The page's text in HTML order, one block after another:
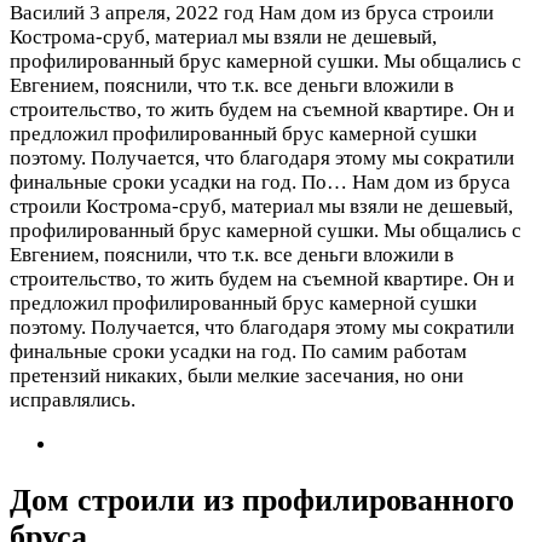
Василий 3 апреля, 2022 год Нам дом из бруса строили
Кострома-сруб, материал мы взяли не дешевый,
профилированный брус камерной сушки. Мы общались с
Евгением, пояснили, что т.к. все деньги вложили в
строительство, то жить будем на съемной квартире. Он и
предложил профилированный брус камерной сушки
поэтому. Получается, что благодаря этому мы сократили
финальные сроки усадки на год. По… Нам дом из бруса
строили Кострома-сруб, материал мы взяли не дешевый,
профилированный брус камерной сушки. Мы общались с
Евгением, пояснили, что т.к. все деньги вложили в
строительство, то жить будем на съемной квартире. Он и
предложил профилированный брус камерной сушки
поэтому. Получается, что благодаря этому мы сократили
финальные сроки усадки на год. По самим работам
претензий никаких, были мелкие засечания, но они
исправлялись.
Дом строили из профилированного